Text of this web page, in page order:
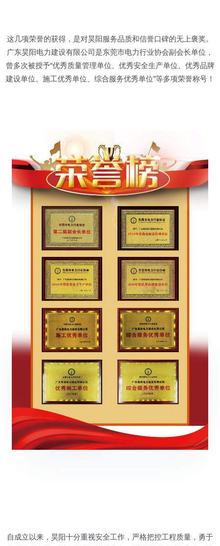
这几项荣誉的获得，是对昊阳服务品质和信誉口碑的无上褒奖。
广东昊阳电力建设有限公司是东莞市电力行业协会副会长单位，
曾多次被授予“优秀质量管理单位、优秀安全生产单位、优秀品牌
建设单位、施工优秀单位、综合服务优秀单位”等多项荣誉称号！
自成立以来，昊阳十分重视安全工作，严格把控工程质量，勇于